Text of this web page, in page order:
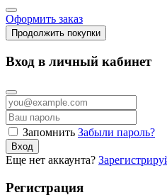
Оформить заказ
Продолжить покупки
Вход в личный кабинет
Запомнить Забыли пароль?
Вход
Еще нет аккаунта?
Регистрация